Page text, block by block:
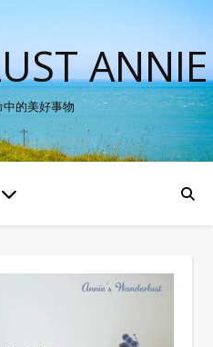
ANNIE
的美好事物